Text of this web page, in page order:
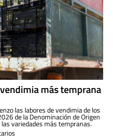
más temprana
las labores de vendimia de los
de la Denominación de Origen
variedades más tempranas.